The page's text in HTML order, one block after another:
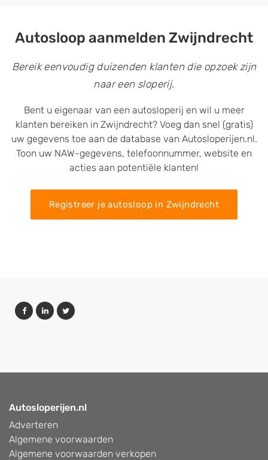
Autosloop aanmelden Zwijndrecht
Bereik eenvoudig duizenden klanten die opzoek zijn
naar een sloperij.
Bent u eigenaar van een autosloperij en wil u meer
klanten bereiken in Zwijndrecht? Voeg dan snel (gratis)
uw gegevens toe aan de database van Autosloperijen.nl.
Toon uw NAW-gegevens, telefoonnummer, website en
acties aan potentiële klanten!
Registreer je autosloop in Zwijndrecht
Autosloperijen.nl
Adverteren
Algemene voorwaarden
Algemene voorwaarden verkopen